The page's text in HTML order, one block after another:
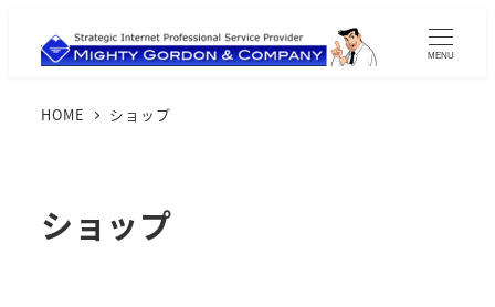
MENU
HOME ショップ
ショップ